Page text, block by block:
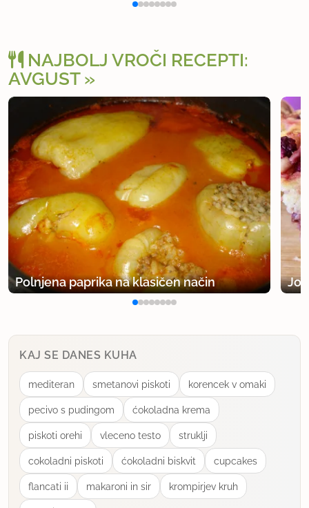
NAJBOLJ VROČI RECEPTI:
AVGUST
Polnjena paprika na klasičen način
KAJ SE DANES KUHA
mediteran smetanovi piskoti korencek v omaki
pecivo s pudingom ćokoladna krema
piskoti orehi vleceno testo struklji
cokoladni piskoti ćokoladni biskvit cupcakes
flancati ii makaroni in sir krompirjev kruh